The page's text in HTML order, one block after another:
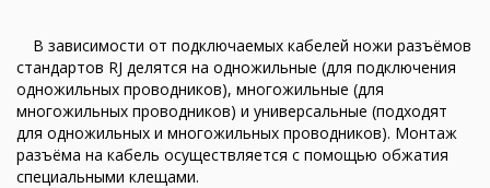
В зависимости от подключаемых кабелей ножи разъёмов
стандартов RJ делятся на одножильные (для подключения
одножильных проводников), многожильные (для
многожильных проводников) и универсальные (подходят
для одножильных и многожильных проводников). Монтаж
разъёма на кабель осуществляется с помощью обжатия
специальными клещами.